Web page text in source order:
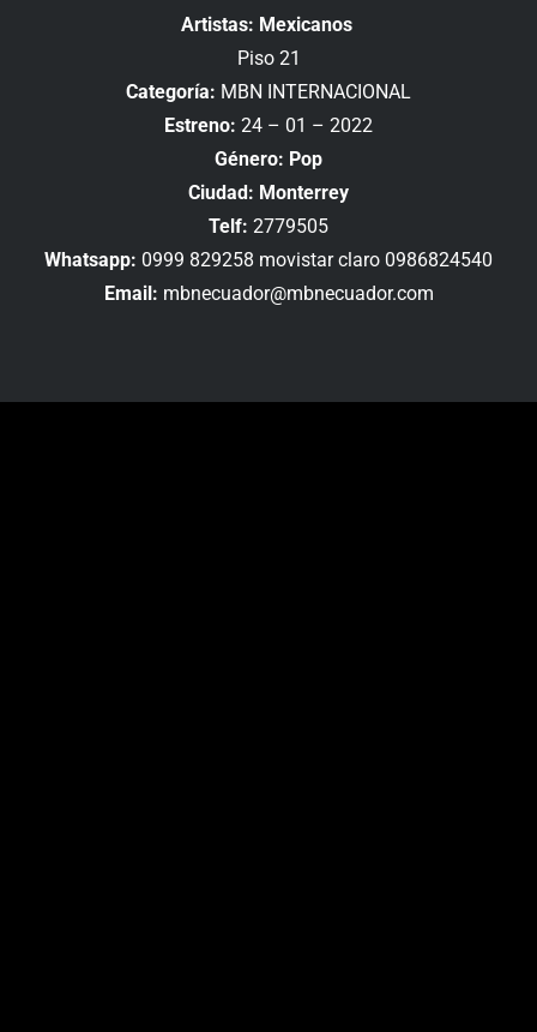
Artistas: Mexicanos
Piso 21
Categoría: MBN INTERNACIONAL
Estreno: 24 – 01 – 2022
Género: Pop
Ciudad: Monterrey
Telf: 2779505
Whatsapp: 0999 829258 movistar claro 0986824540
Email: mbnecuador@mbnecuador.com